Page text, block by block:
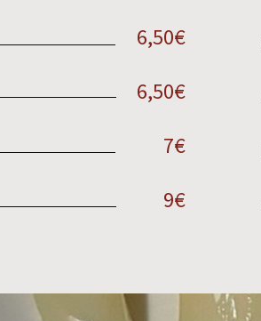
6,50€
6,50€
7€
9€